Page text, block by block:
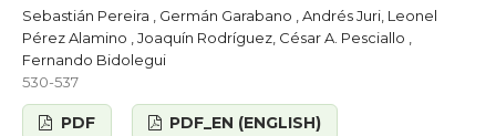
Sebastián Pereira , Germán Garabano , Andrés Juri, Leonel
Pérez Alamino , Joaquín Rodríguez, César A. Pesciallo ,
Fernando Bidolegui
530-537
PDF
PDF_EN (ENGLISH)